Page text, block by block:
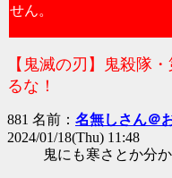
せん。
【鬼滅の刃】鬼殺隊
るな！
881 名前： 名無しさん＠
2024/01/18(Thu) 11:48
鬼にも寒さとか分